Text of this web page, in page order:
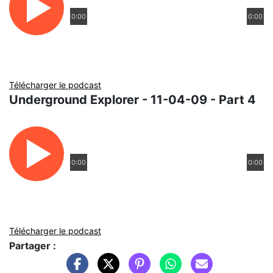
0:00 0:00
Télécharger le podcast
Underground Explorer - 11-04-09 - Part 4
0:00 0:00
Télécharger le podcast
Partager :